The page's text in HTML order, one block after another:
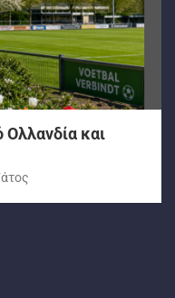
Ολλανδία και